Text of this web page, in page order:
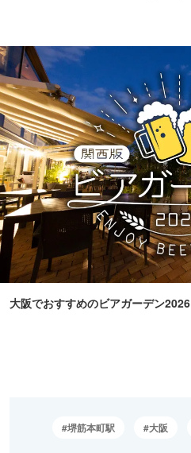
大阪でおすすめのビアガーデン2026
堺筋本町駅 大阪